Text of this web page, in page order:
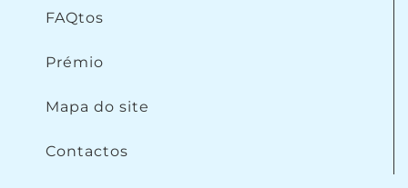
FAQtos
Prémio
Mapa do site
Contactos